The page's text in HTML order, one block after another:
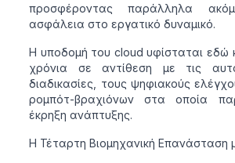
προσφέροντας παράλληλα
ασφάλεια στο εργατικό δυναμικό.
Η υποδομή του cloud υφίσταται εδώ
χρόνια σε αντίθεση με τις
διαδικασίες, τους ψηφιακούς
ρομπότ-βραχιόνων στα οποία
έκρηξη ανάπτυξης.
Η Τέταρτη Βιομηχανική Επανάσταση